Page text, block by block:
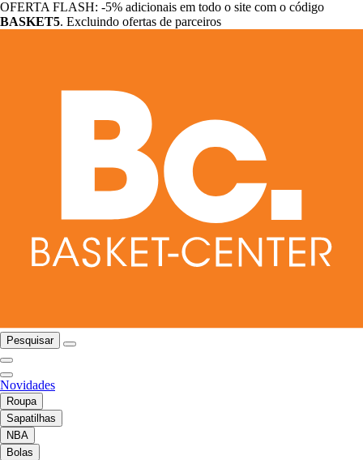
OFERTA FLASH: -5% adicionais em todo o site com o código
BASKET5. Excluindo ofertas de parceiros
Pesquisar
Novidades
Roupa
Sapatilhas
NBA
Bolas